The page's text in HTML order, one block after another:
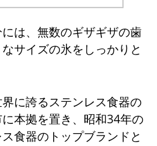
は、無数のギザギザの歯
サイズの氷をしっかりと
に誇るステンレス食器の
本拠を置き、昭和34年の
食器のトップブランドと